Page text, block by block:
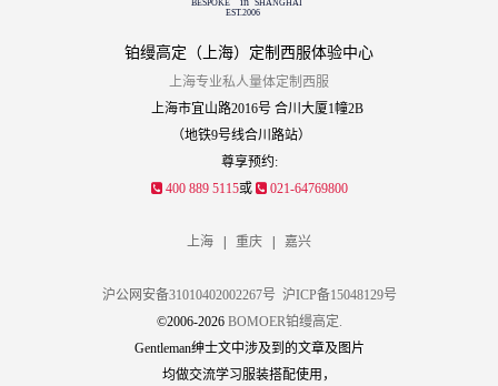
铂缦高定（上海）定制西服体验中心
上海专业私人量体定制西服
上海市宜山路2016号 合川大厦1幢2B
（地铁9号线合川路站）
尊享预约:
400 889 5115或 021-64769800
上海 重庆 嘉兴
沪公网安备31010402002267号 沪ICP备15048129号
©2006-2026 BOMOER铂缦高定.
Gentleman绅士文中涉及到的文章及图片
均做交流学习服装搭配使用，